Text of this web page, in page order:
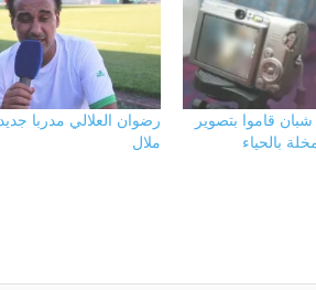
الدرك يحقق مع 3 شبان قاموا بتصوير
بالحياء
رضوان العلالي مدربا
ملال